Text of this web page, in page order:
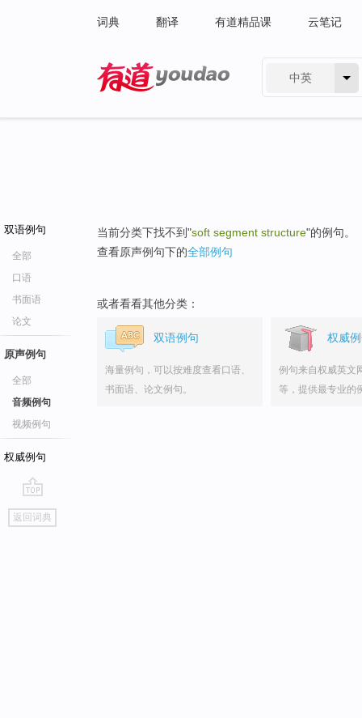
词典 翻译 有道精品课 云笔记
中英
双语例句
全部
口语
书面语
论文
原声例句
全部
音频例句
视频例句
权威例句
go
top
返回词典
当前分类下找不到"soft segment structure"的例句。
查看原声例句下的全部例句
或者看看其他分类：
双语例句
海量例句，可以按难度查看口语、
书面语、论文例句。
权威
例句来自权威英文
等，提供最专业的